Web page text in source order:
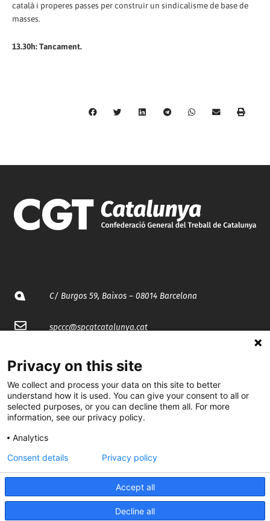
català i properes passes per construir un sindicalisme de base de
masses.
13.30h: Tancament.
C/ Burgos 59, Baixos – 08014 Barcelona
spccc@spcgtcatalunya.cat
@CGTCatalunya
cgtcatalunya
CGTCatalunya
cgtcatalunya
Desenvolupat per
Privacy on this site
We collect and process your data on this site to better
understand how it is used. You can give your consent to all or
selected purposes, or you can decline them all. For more
information, see our privacy policy.
Analytics
Accept all
Decline all
Consent details Privacy policy